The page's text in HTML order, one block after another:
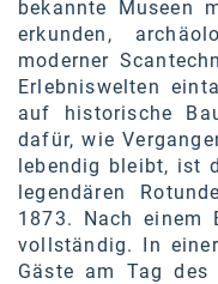
WEconomy - Diversity
Calle Libre
ÖZSV
Media
Kontakt
bekannte Museen
erkunden,
moderner
Erlebniswelten
auf historische
dafür, wie
lebendig bleibt, ist
legendären
1873. Nach einem
vollständig. In
Gäste am Tag des